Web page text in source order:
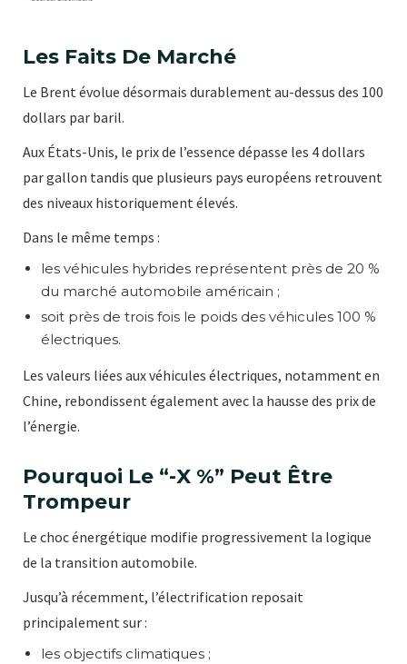
Les Faits De Marché
Le Brent évolue désormais durablement au-dessus des 100
dollars par baril.
Aux États-Unis, le prix de l’essence dépasse les 4 dollars
par gallon tandis que plusieurs pays européens retrouvent
des niveaux historiquement élevés.
Dans le même temps :
les véhicules hybrides représentent près de 20 %
du marché automobile américain ;
soit près de trois fois le poids des véhicules 100 %
électriques.
Les valeurs liées aux véhicules électriques, notamment en
Chine, rebondissent également avec la hausse des prix de
l’énergie.
Pourquoi Le “-X %” Peut Être
Trompeur
Le choc énergétique modifie progressivement la logique
de la transition automobile.
Jusqu’à récemment, l’électrification reposait
principalement sur :
les objectifs climatiques ;